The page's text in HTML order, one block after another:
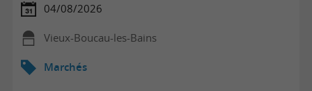
04/08/2026
Vieux-Boucau-les-Bains
Marchés